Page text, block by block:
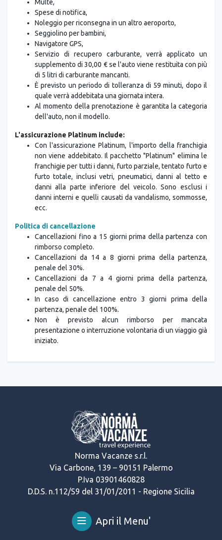
Spese di notifica,
Noleggio per riconsegna in un altro aeroporto,
Seggiolino per bambini,
Navigatore GPS,
Servizio di recupero carburante, verrà applicato un
supplemento di 30,00 € se l'auto viene restituita con più
di 5 litri di carburante mancanti.
È previsto un periodo di tolleranza di 59 minuti, dopo il
quale verrà addebitata una giornata intera.
Al momento della prenotazione è garantita la categoria
dell'auto, non il modello.
Con l'assicurazione Platinum, l'importo della franchigia
non viene addebitato. Il pacchetto "Platinum" elimina le
franchigie per tutti i danni, furto parziale, tentato furto e
furto totale, inclusi vetri, pneumatici, danni al tetto e
danni alla parte inferiore del veicolo. Sono esclusi i
danni interni e quelli causati da vandalismo, sommosse,
ecc.
Cancellazioni fino a 15 giorni prima della partenza con
rimborso completo.
Cancellazioni da 14 a 8 giorni prima della partenza,
penale del 30%.
Cancellazioni da 7 a 4 giorni prima della partenza,
penale del 50%.
In caso di cancellazione entro 3 giorni prima della
partenza, penale del 100%.
Non è previsto alcun rimborso per mancata
presentazione o interruzione volontaria di un viaggio già
iniziato.
Norma Vacanze s.r.l.
Via Carbone, 139 – 90151 Palermo
P.Iva 03901460828
D.D.S. n.112/S9 del 31/01/2011 - Regione Sicilia
Apri il Menu'